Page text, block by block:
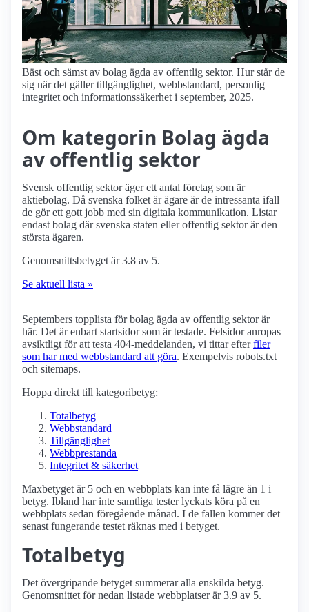
Bäst och sämst av bolag ägda av offentlig sektor. Hur står de
sig när det gäller tillgänglighet, webbstandard, personlig
integritet och informationssäkerhet i september, 2025.
Om kategorin Bolag ägda
av offentlig sektor
Svensk offentlig sektor äger ett antal företag som är
aktiebolag. Då svenska folket är ägare är de intressanta ifall
de gör ett gott jobb med sin digitala kommunikation. Listar
endast bolag där svenska staten eller offentlig sektor är den
största ägaren.
Genomsnittsbetyget är 3.8 av 5.
Se aktuell lista »
Septembers topplista för bolag ägda av offentlig sektor är
här. Det är enbart startsidor som är testade. Felsidor anropas
avsiktligt för att testa 404-meddelanden, vi tittar efterfiler
som har med webbstandard att göra. Exempelvis robots.txt
och sitemaps.
Hoppa direkt till kategoribetyg:
Totalbetyg
Webbstandard
Tillgänglighet
Webbprestanda
Integritet & säkerhet
Maxbetyget är 5 och en webbplats kan inte få lägre än 1 i
betyg. Ibland har inte samtliga tester lyckats köra på en
webbplats sedan föregående månad. I de fallen kommer det
senast fungerande testet räknas med i betyget.
Totalbetyg
Det övergripande betyget summerar alla enskilda betyg.
Genomsnittet för nedan listade webbplatser är 3.9 av 5.